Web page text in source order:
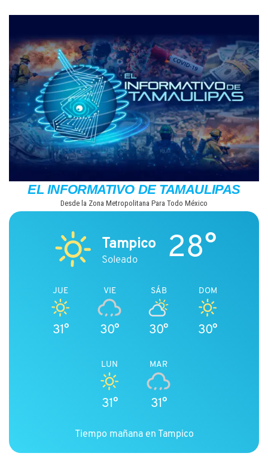
contenido
EL INFORMATIVO DE TAMAULIPAS
Desde la Zona Metropolitana Para Todo México
Tampico
Soleado 28°
JUE
31°
VIE
30°
SÁB
30°
DOM
30°
LUN
31°
MAR
31°
Tiempo mañana en Tampico